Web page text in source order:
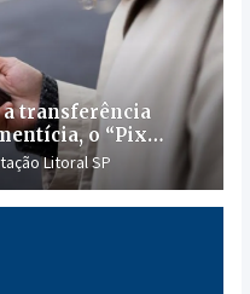
transferência
o “Pix
Litoral SP